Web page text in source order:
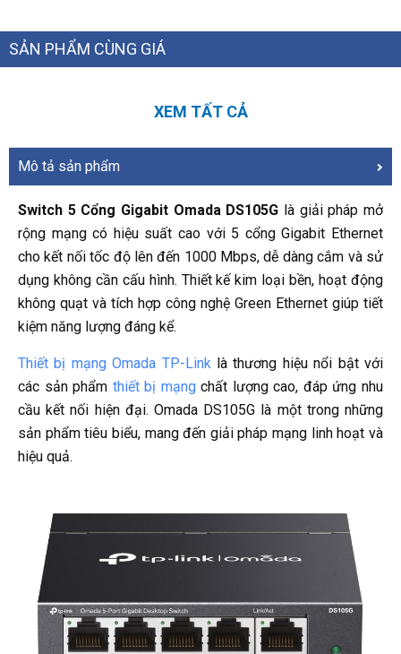
SẢN PHẨM CÙNG GIÁ
XEM TẤT CẢ
Mô tả sản phẩm
Switch 5 Cổng Gigabit Omada DS105G là giải pháp mở
rộng mạng có hiệu suất cao với 5 cổng Gigabit Ethernet
cho kết nối tốc độ lên đến 1000 Mbps, dễ dàng cắm và sử
dụng không cần cấu hình. Thiết kế kim loại bền, hoạt động
không quạt và tích hợp công nghệ Green Ethernet giúp tiết
kiệm năng lượng đáng kể.
Thiết bị mạng Omada TP-Linklà thương hiệu nổi bật với
các sản phẩm thiết bị mạngchất lượng cao, đáp ứng nhu
cầu kết nối hiện đại. Omada DS105G là một trong những
sản phẩm tiêu biểu, mang đến giải pháp mạng linh hoạt và
hiệu quả.